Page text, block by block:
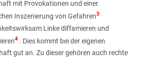
mit Provokationen und einer
Inszenierung von Gefahren3
Linke diffamieren und
4. Dies kommt bei der eigenen
gut an. Zu dieser gehören auch rechte